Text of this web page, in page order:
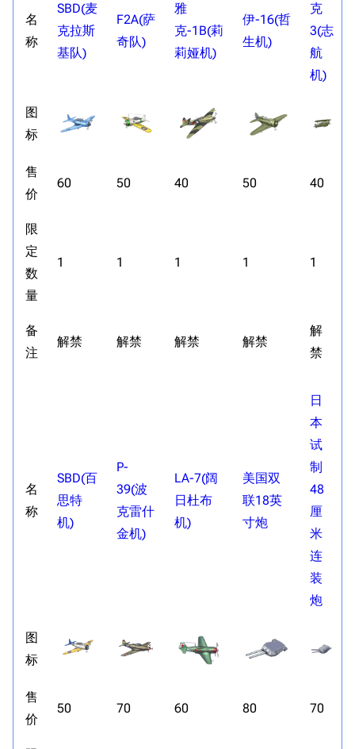
名
称
SBD(麦
克拉斯
基队)
F2A(萨
奇队)
雅
克-1B(莉
莉娅机)
伊-16(哲
生机)
克
3(志
航
机)
图
标
售
价
60 50 40 50 40
限
定
数
量
1 1 1 1 1
备
注
解禁 解禁 解禁 解禁
解
禁
名
称
SBD(百
思特
机)
P-
39(波
克雷什
金机)
LA-7(阔
日杜布
机)
美国双
联18英
寸炮
日
本
试
制
48
厘
米
连
装
炮
图
标
售
价
50 70 60 80 70